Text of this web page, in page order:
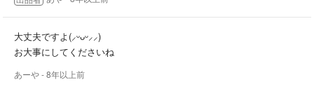
大丈夫ですよ(⸝ᵕᴗᵕ⸝⸝)
お大事にしてくださいね
あーや- 8年以上前